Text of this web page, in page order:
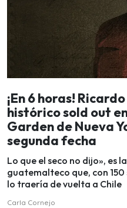
¡En 6 horas!
histórico sold out
Garden de Nueva
segunda fecha
Lo que el seco no dijo», es
guatemalteco que, con
lo traería de vuelta a Chile
Carla Cornejo